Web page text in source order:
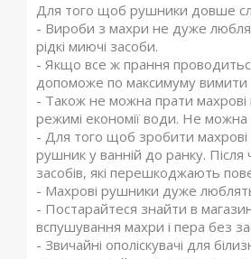
Для того щоб рушники довше
- Вироби з махри не дуже
рідкі миючі засоби.
- Якщо все ж прання
допоможе по максимуму вимити
- Також не можна прати
режимі економії води. Не можна
- Для того щоб зробити
рушник у ванній до ранку.
засобів, які перешкоджають
- Махрові рушники дуже люблять
- Постарайтеся знайти в
вспушування махри і пера без
- Звичайні ополіскувачі для